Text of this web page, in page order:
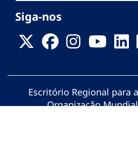
Siga-nos
Escritório Regional para
Organização